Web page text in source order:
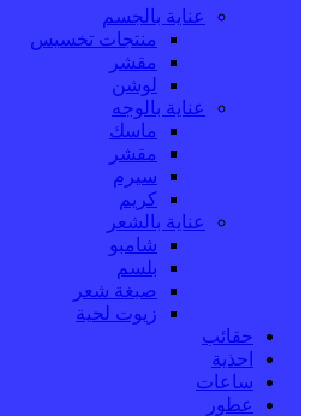
عناية بالجسم
منتجات تخسيس
مقشر
لوشن
عناية بالوجه
ماسك
مقشر
سيرم
كريم
عناية بالشعر
شامبو
بلسم
صبغة شعر
زيوت لحية
حقائب
احذية
ساعات
عطور